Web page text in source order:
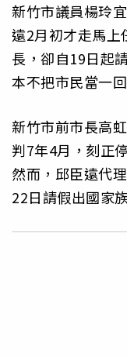
新竹市議員楊玲
遠2月初才走馬上
長，卻自19日起
本不把市民當一
新竹市前市長高
判7年4月，刻正
然而，邱臣遠代
22日請假出國家